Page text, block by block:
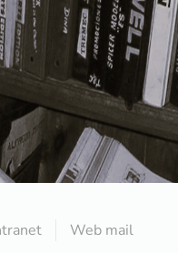
Web mail